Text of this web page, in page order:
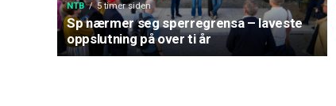
NTB 5 timer siden
Sp nærmer seg sperregrensa – laveste
oppslutning på over ti år